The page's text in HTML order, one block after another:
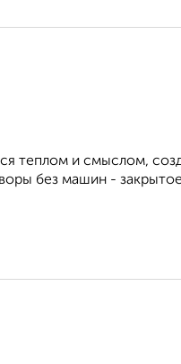
теплом и смыслом,
без машин -